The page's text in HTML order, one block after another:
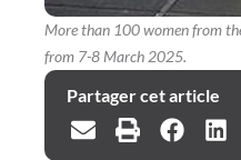
More than 100 women from
from 7-8 March 2025.
Partager cet article